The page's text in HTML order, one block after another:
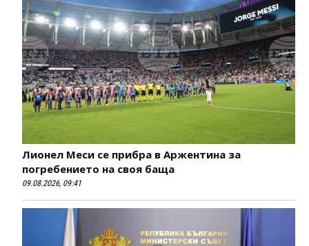
Лионел Меси се прибра в Аржентина за
погребението на своя баща
09.08.2026, 09:41